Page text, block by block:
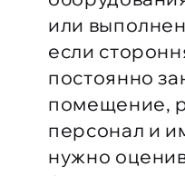
или
если
постоянно
помещение,
персонал и
нужно